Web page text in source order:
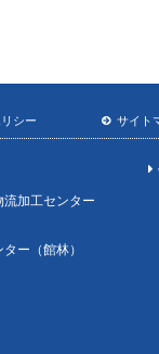
シー サイト
加工センター
ー（館林）